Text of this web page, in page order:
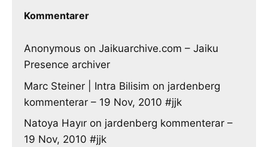
Kommentarer
Anonymous on Jaikuarchive.com – Jaiku
Presence archiver
Marc Steiner | Intra Bilisim on jardenberg
kommenterar – 19 Nov, 2010 #jjk
Natoya Hayır on jardenberg kommenterar –
19 Nov, 2010 #jjk